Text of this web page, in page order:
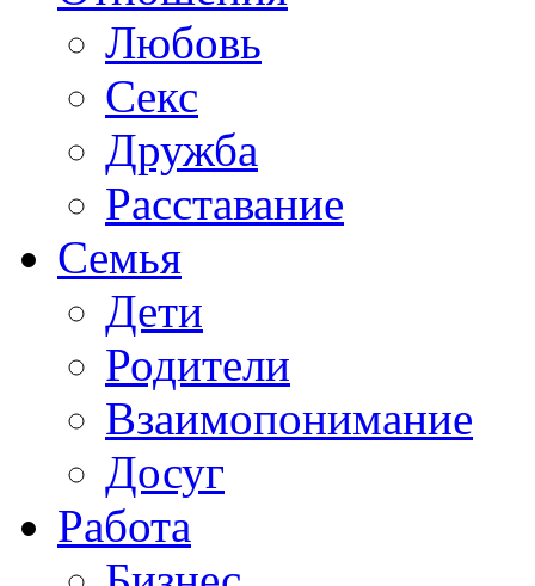
Любовь
Секс
Дружба
Расставание
Семья
Дети
Родители
Взаимопонимание
Досуг
Работа